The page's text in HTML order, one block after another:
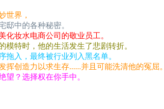
世界，
邸中的各种秘密。
化妆水电商公司的敬业员工。
特时，他的生活发生了悲剧转折。
拖入，最终被行业列入黑名单。
创造力以求生存......并且可能洗清他的冤屈。
望？选择权在你手中。